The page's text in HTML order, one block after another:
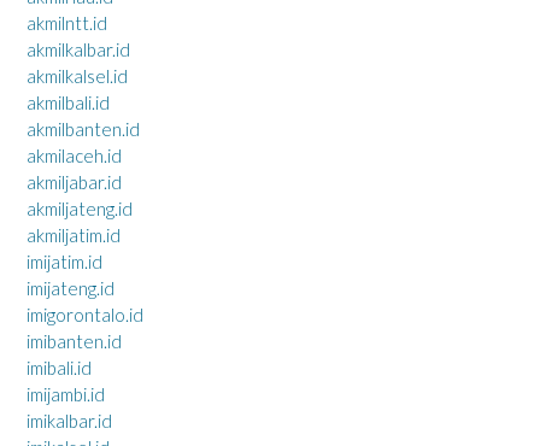
akmilntt.id
akmilkalbar.id
akmilkalsel.id
akmilbali.id
akmilbanten.id
akmilaceh.id
akmiljabar.id
akmiljateng.id
akmiljatim.id
imijatim.id
imijateng.id
imigorontalo.id
imibanten.id
imibali.id
imijambi.id
imikalbar.id